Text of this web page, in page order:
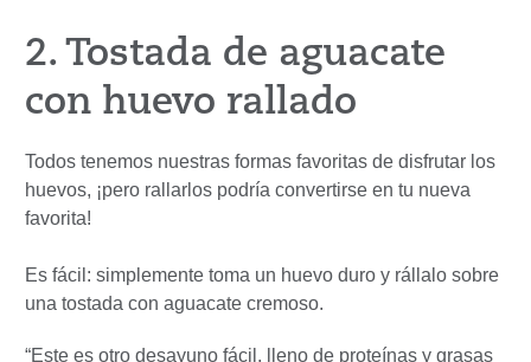
2. Tostada de aguacate
con huevo rallado
Todos tenemos nuestras formas favoritas de disfrutar los
huevos, ¡pero rallarlos podría convertirse en tu nueva
favorita!
Es fácil: simplemente toma un huevo duro y rállalo sobre
una tostada con aguacate cremoso.
“Este es otro desayuno fácil, lleno de proteínas y grasas